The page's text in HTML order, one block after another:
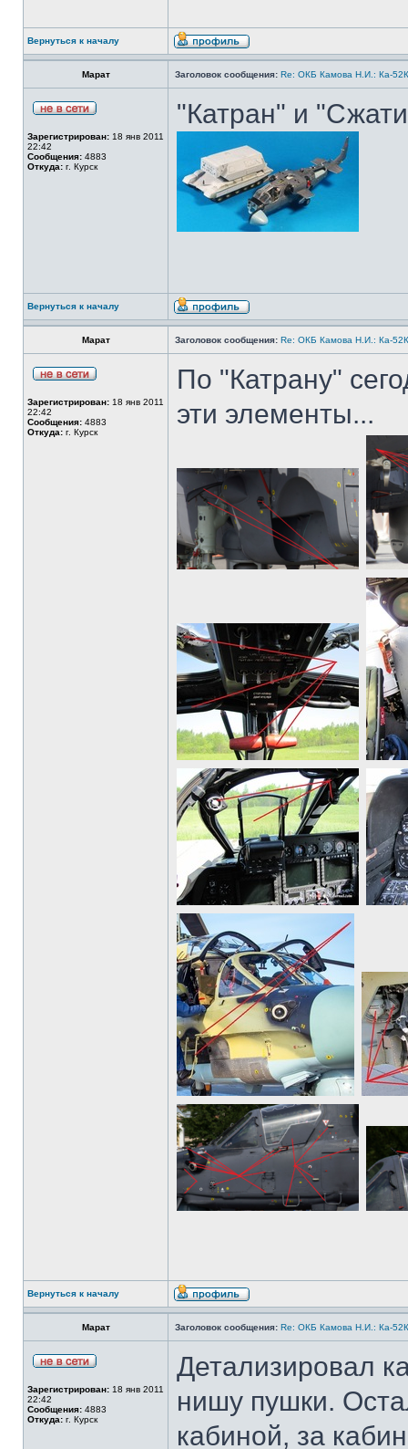
Вернуться к началу
Марат Заголовок сообщения: Re: ОКБ Камова Н.И.: Ка-
Зарегистрирован: 18 янв 2011
22:42
Сообщения: 4883
Откуда: г. Курск
"Катран" и
Вернуться к началу
Марат Заголовок сообщения: Re: ОКБ Камова Н.И.: Ка-
Зарегистрирован: 18 янв 2011
22:42
Сообщения: 4883
Откуда: г. Курск
По "Катрану"
эти элементы...
Вернуться к началу
Марат Заголовок сообщения: Re: ОКБ Камова Н.И.: Ка-
Зарегистрирован: 18 янв 2011
22:42
Сообщения: 4883
Откуда: г. Курск
Детализировал
нишу пушки.
кабиной, за